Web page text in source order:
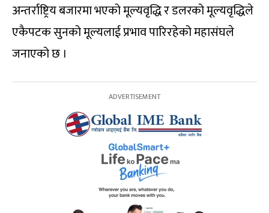
अन्तर्राष्ट्रिय बजारमा भएको मूल्यवृद्धि र डलरको मूल्यवृद्धिले
एकैपटक सुनको मूल्यलाई प्रभाव पारिरहेको महासंघले
जनाएको छ ।